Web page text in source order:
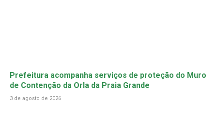
Prefeitura acompanha serviços de proteção do Muro
de Contenção da Orla da Praia Grande
3 de agosto de 2026